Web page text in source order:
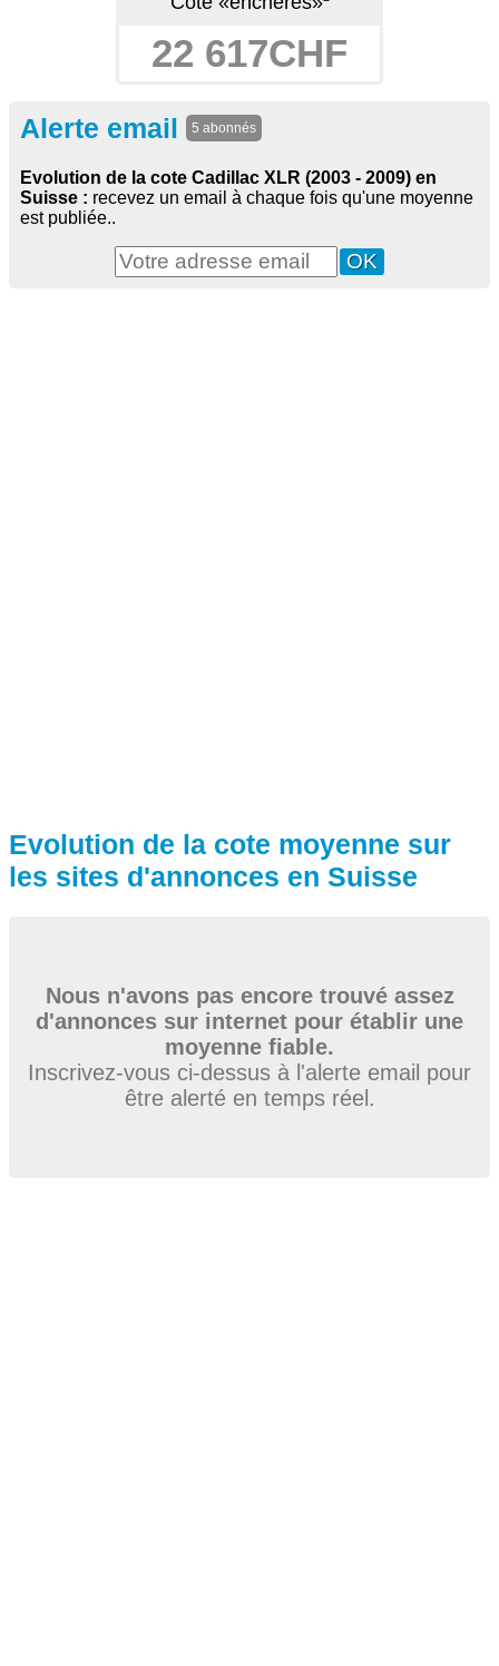
22 617CHF
Alerte email 5 abonnés
Evolution de la cote Cadillac XLR (2003 - 2009) en
Suisse : recevez un email à chaque fois qu'une moyenne
est publiée..
Evolution de la cote moyenne sur
les sites d'annonces en Suisse
Nous n'avons pas encore trouvé assez
d'annonces sur internet pour établir une
moyenne fiable.
Inscrivez-vous ci-dessus à l'alerte email pour
être alerté en temps réel.